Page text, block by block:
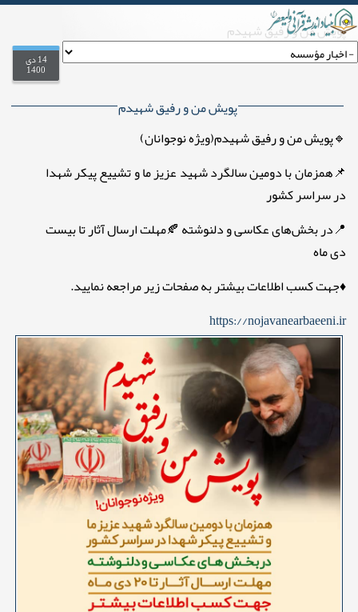
پویش من و رفیق شهیدم
on 14 دی
1400
.
پویش من و رفیق شهیدم
🔹پویش من و رفیق شهیدم(ویژه نوجوانان)
📌همزمان با دومین سالگرد شهید عزیز ما و تشییع پیکر شهدا
در سراسر کشور
📍در بخش‌های عکاسی و دلنوشته 🍂مهلت ارسال آثار تا بیست
دی ماه
♦️جهت کسب اطلاعات بیشتر به صفحات زیر مراجعه نمایید.
https://nojavanearbaeeni.ir